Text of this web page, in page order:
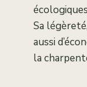
Sa
aussi
la